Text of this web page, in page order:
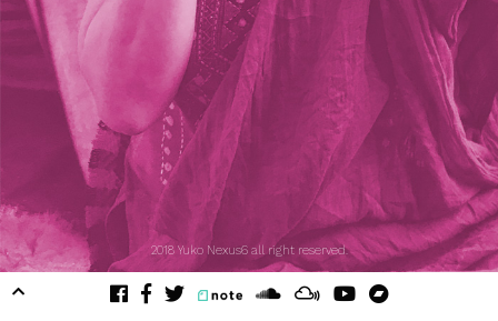
2018 Yuko Nexus6 all right reserved.